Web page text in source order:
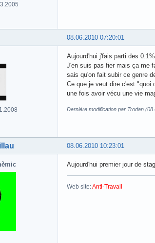
08.06.2010 07:20:01
Aujourd'hui j'fais parti des
J'en suis pas fier mais ça me
sais qu'on fait subir ce genre
Ce que je veut dire c'est "quoi
une fois avoir vécu une vie
Dernière modification par Trodan
08.06.2010 10:23:01
Aujourd'hui premier jour de
Web site:Anti-Travail